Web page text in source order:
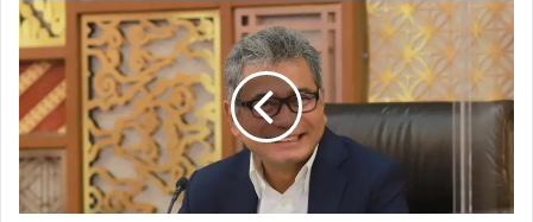
S
n
a
s
o
,
D